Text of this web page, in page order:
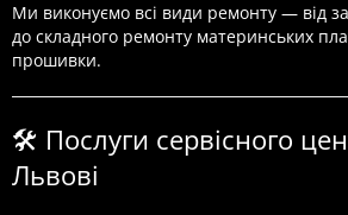
Ми виконуємо всі види ремонту — від
до складного ремонту материнських
прошивки.
🛠️ Послуги сервісного
Львові